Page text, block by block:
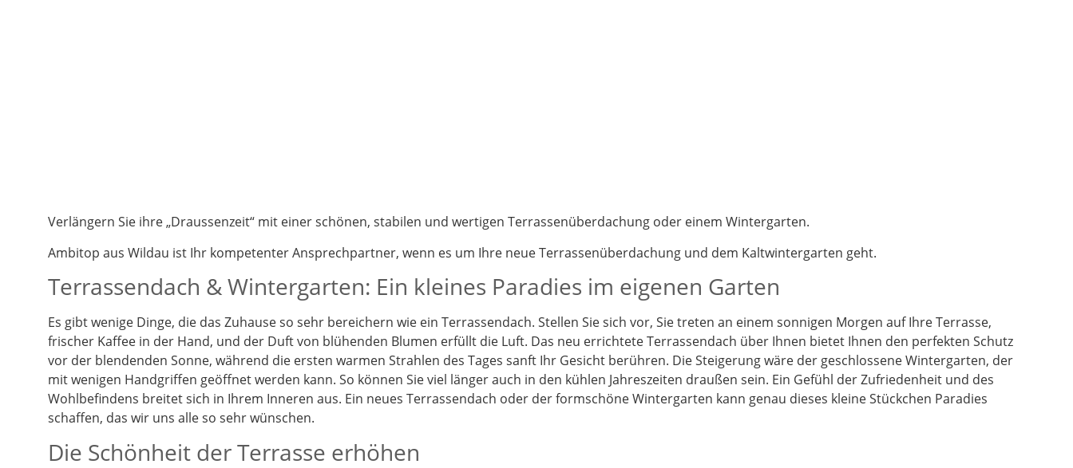
Verlängern Sie ihre „Draussenzeit“ mit einer schönen, stabilen und wertigen Terrassenüberdachung oder einem Wintergarten.
Ambitop aus Wildau ist Ihr kompetenter Ansprechpartner, wenn es um Ihre neue Terrassenüberdachung und dem Kaltwintergarten geht.
Terrassendach & Wintergarten: Ein kleines Paradies im eigenen Garten
Es gibt wenige Dinge, die das Zuhause so sehr bereichern wie ein Terrassendach. Stellen Sie sich vor, Sie treten an einem sonnigen Morgen auf Ihre Terrasse,
frischer Kaffee in der Hand, und der Duft von blühenden Blumen erfüllt die Luft. Das neu errichtete Terrassendach über Ihnen bietet Ihnen den perfekten Schutz
vor der blendenden Sonne, während die ersten warmen Strahlen des Tages sanft Ihr Gesicht berühren. Die Steigerung wäre der geschlossene Wintergarten, der
mit wenigen Handgriffen geöffnet werden kann. So können Sie viel länger auch in den kühlen Jahreszeiten draußen sein. Ein Gefühl der Zufriedenheit und des
Wohlbefindens breitet sich in Ihrem Inneren aus. Ein neues Terrassendach oder der formschöne Wintergarten kann genau dieses kleine Stückchen Paradies
schaffen, das wir uns alle so sehr wünschen.
Die Schönheit der Terrasse erhöhen